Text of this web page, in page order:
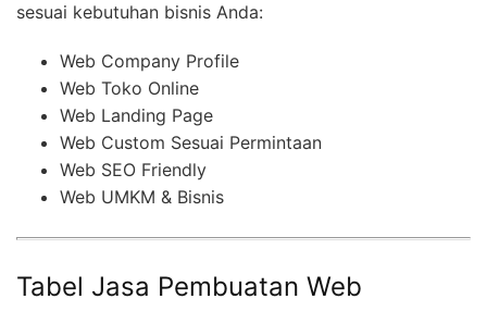
sesuai kebutuhan bisnis Anda:
Web Company Profile
Web Toko Online
Web Landing Page
Web Custom Sesuai Permintaan
Web SEO Friendly
Web UMKM & Bisnis
Tabel Jasa Pembuatan Web